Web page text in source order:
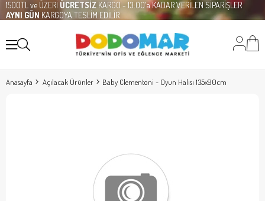
1500TL ve ÜZERİ ÜCRETSİZ KARGO - 13:00'a KADAR VERİLEN SİPARİŞLER
AYNI GÜN KARGOYA TESLİM EDİLİR
Anasayfa Açılacak Ürünler Baby Clementoni - Oyun Halısı 135x90cm